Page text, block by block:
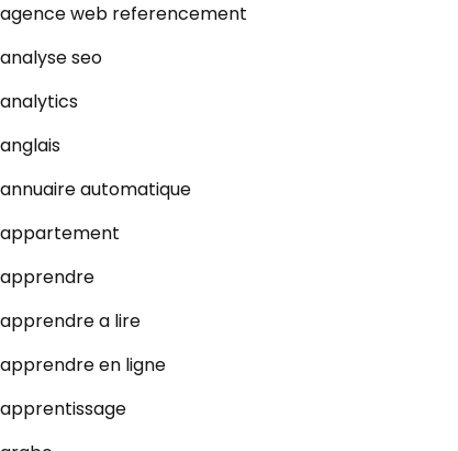
agence web referencement
analyse seo
analytics
anglais
annuaire automatique
appartement
apprendre
apprendre a lire
apprendre en ligne
apprentissage